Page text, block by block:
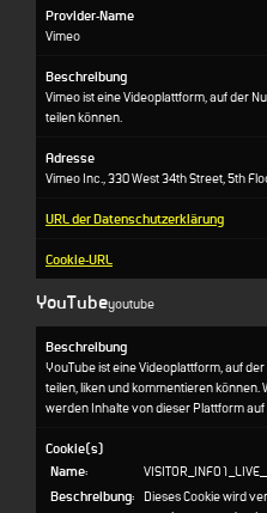
Provider-Name
Vimeo
Beschreibung
Vimeo ist eine Videoplattform, auf der
teilen können.
Adresse
Vimeo Inc., 330 West 34th Street, 5th
URL der Datenschutzerklärung
Cookie-URL
YouTubeyoutube
Beschreibung
YouTube ist eine Videoplattform, auf
teilen, liken und kommentieren können.
werden Inhalte von dieser Plattform
Cookie(s)
Name:
Beschreibung: Dieses Cookie wird